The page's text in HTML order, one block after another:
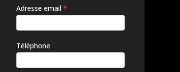
Adresse email *
Téléphone